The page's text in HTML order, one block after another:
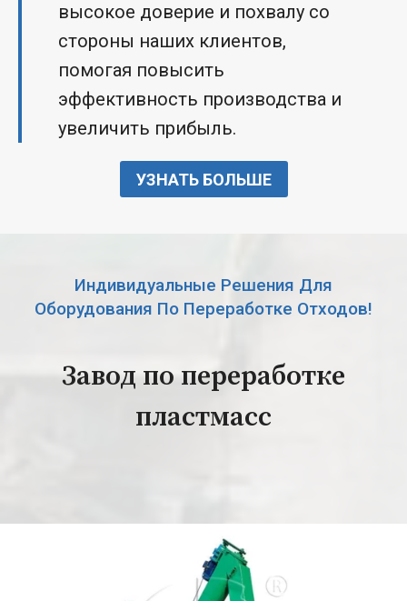
высокое доверие и похвалу со
стороны наших клиентов,
помогая повысить
эффективность производства и
увеличить прибыль.
УЗНАТЬ БОЛЬШЕ
Индивидуальные Решения Для
Оборудования По Переработке Отходов!
Завод по переработке
пластмасс